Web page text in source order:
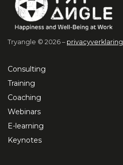
Tryangle © 2026 – privacyverklaring
Consulting
Training
Coaching
Webinars
E-learning
Keynotes